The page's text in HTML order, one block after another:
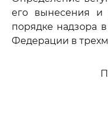
его вынесения
порядке надзора
Федерации в